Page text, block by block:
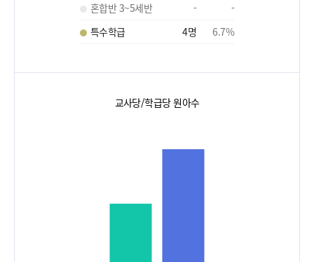
혼합반 3~5세반
-
-
특수학급
4명 6.7%
교사당/학급당 원아수